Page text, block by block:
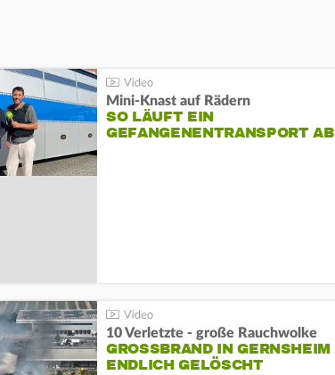
Mini-Knast auf Rädern
SO LÄUFT EIN
GEFANGENENTRANSPORT AB
10 Verletzte - große Rauchwolke
GROSSBRAND IN GERNSHEIM E
NDLICH GELÖSCHT